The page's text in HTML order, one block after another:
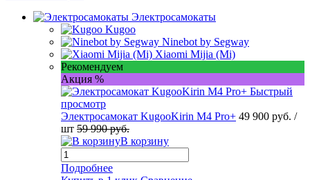
Электросамокаты
Kugoo
Ninebot by Segway
Xiaomi Mijia (Mi)
Рекомендуем
Акция %
Быстрый
просмотр
Электросамокат KugooKirin M4 Pro+ 49 900 руб. /
шт 59 990 руб.
В корзину
Подробнее